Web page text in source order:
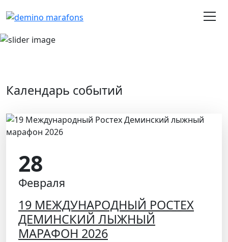
Календарь событий
28
Февраля
19 МЕЖДУНАРОДНЫЙ РОСТЕХ
ДЕМИНСКИЙ ЛЫЖНЫЙ
МАРАФОН 2026